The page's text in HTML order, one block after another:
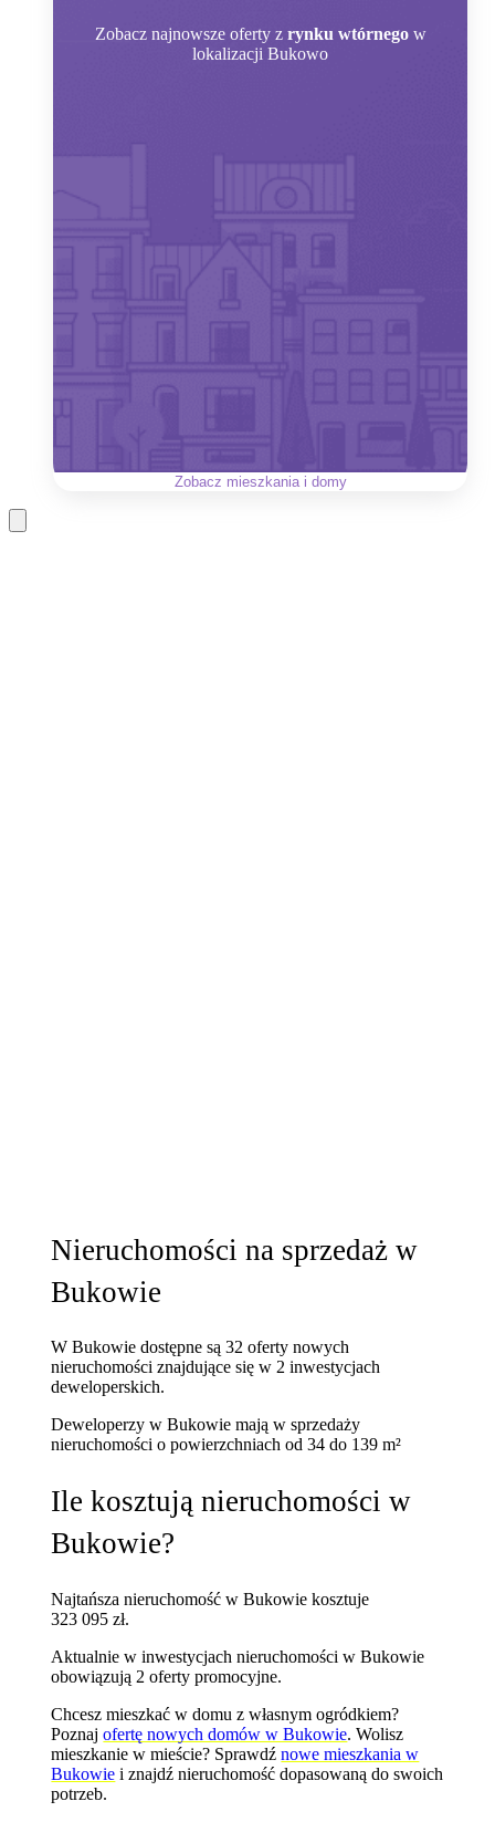
Zobacz najnowsze oferty z rynku wtórnego w
lokalizacji Bukowo
Zobacz mieszkania i domy
Nieruchomości na sprzedaż w
Bukowie
W Bukowie dostępne są 32 oferty nowych
nieruchomości znajdujące się w 2 inwestycjach
deweloperskich.
Deweloperzy w Bukowie mają w sprzedaży
nieruchomościo powierzchniach od 34 do 139 m²
Ile kosztują nieruchomości w
Bukowie?
Najtańsza nieruchomość w Bukowie kosztuje
323 095 zł.
Aktualnie w inwestycjach nieruchomości w Bukowie
obowiązują 2 oferty promocyjne.
Chcesz mieszkać w domu z własnym ogródkiem?
Poznajofertę nowych domów w Bukowie. Wolisz
mieszkanie w mieście? Sprawdźnowe mieszkania w
Bukowie i znajdź nieruchomość dopasowaną do swoich
potrzeb.